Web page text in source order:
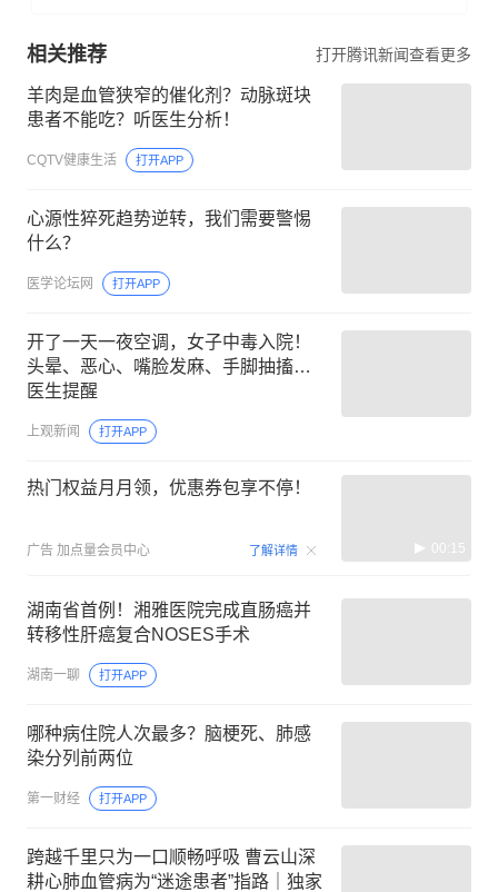
相关推荐 打开腾讯新闻查看更多
羊肉是血管狭窄的催化剂？动脉斑块
患者不能吃？听医生分析！
CQTV健康生活 打开APP
心源性猝死趋势逆转，我们需要警惕
什么？
医学论坛网 打开APP
开了一天一夜空调，女子中毒入院！
头晕、恶心、嘴脸发麻、手脚抽搐…
医生提醒
上观新闻 打开APP
热门权益月月领，优惠券包享不停！
广告 加点量会员中心 了解详情 00:15
湖南省首例！湘雅医院完成直肠癌并
转移性肝癌复合NOSES手术
湖南一聊 打开APP
哪种病住院人次最多？脑梗死、肺感
染分列前两位
第一财经 打开APP
跨越千里只为一口顺畅呼吸 曹云山深
耕心肺血管病为“迷途患者”指路｜独家